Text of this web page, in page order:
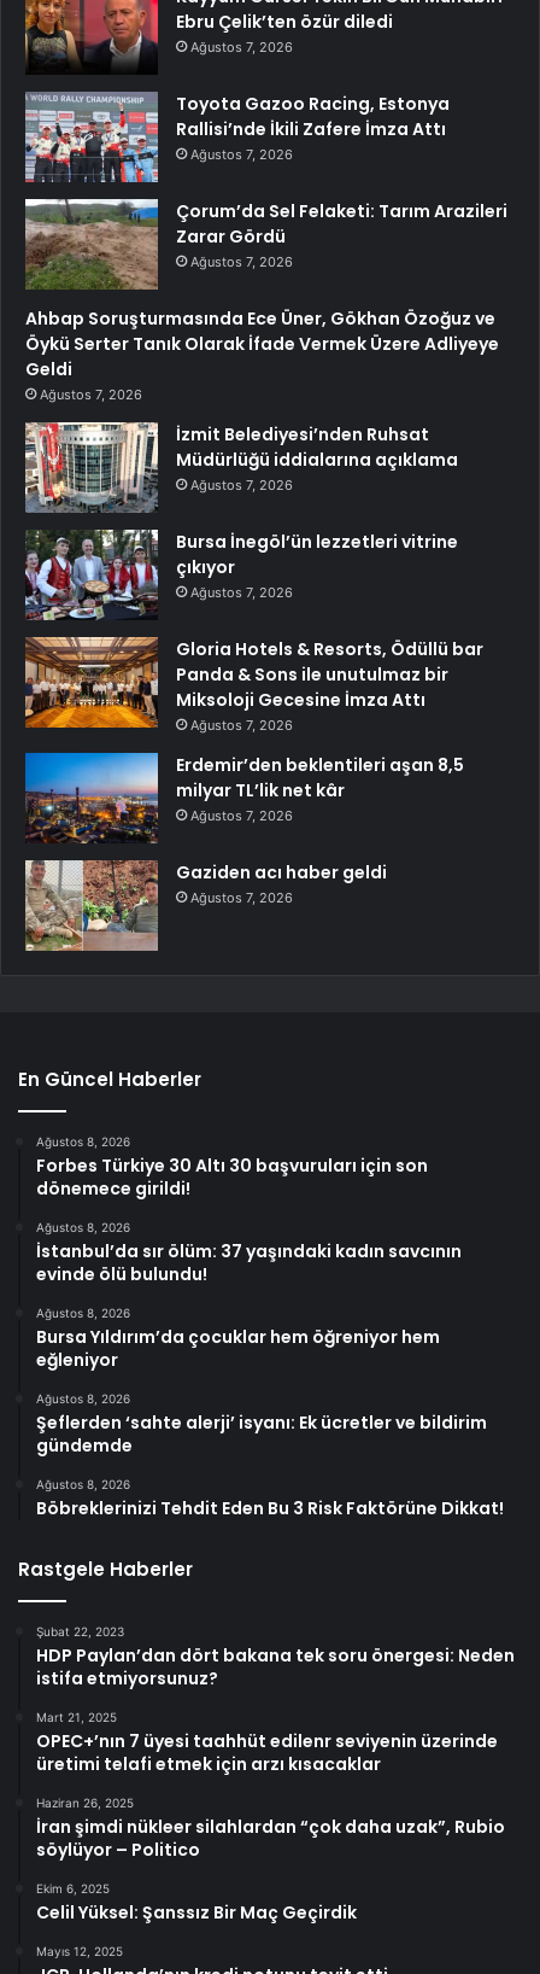
Ebru Çelik’ten özür diledi
Ağustos 7, 2026
Toyota Gazoo Racing, Estonya
Rallisi’nde İkili Zafere İmza Attı
Ağustos 7, 2026
Çorum’da Sel Felaketi: Tarım Arazileri
Zarar Gördü
Ağustos 7, 2026
Ahbap Soruşturmasında Ece Üner, Gökhan Özoğuz ve
Öykü Serter Tanık Olarak İfade Vermek Üzere Adliyeye
Geldi
Ağustos 7, 2026
İzmit Belediyesi’nden Ruhsat
Müdürlüğü iddialarına açıklama
Ağustos 7, 2026
Bursa İnegöl’ün lezzetleri vitrine
çıkıyor
Ağustos 7, 2026
Gloria Hotels & Resorts, Ödüllü bar
Panda & Sons ile unutulmaz bir
Miksoloji Gecesine İmza Attı
Ağustos 7, 2026
Erdemir’den beklentileri aşan 8,5
milyar TL’lik net kâr
Ağustos 7, 2026
Gaziden acı haber geldi
Ağustos 7, 2026
En Güncel Haberler
Ağustos 8, 2026
Forbes Türkiye 30 Altı 30 başvuruları için son
dönemece girildi!
Ağustos 8, 2026
İstanbul’da sır ölüm: 37 yaşındaki kadın savcının
evinde ölü bulundu!
Ağustos 8, 2026
Bursa Yıldırım’da çocuklar hem öğreniyor hem
eğleniyor
Ağustos 8, 2026
Şeflerden ‘sahte alerji’ isyanı: Ek ücretler ve bildirim
gündemde
Ağustos 8, 2026
Böbreklerinizi Tehdit Eden Bu 3 Risk Faktörüne Dikkat!
Rastgele Haberler
Şubat 22, 2023
HDP Paylan’dan dört bakana tek soru önergesi: Neden
istifa etmiyorsunuz?
Mart 21, 2025
OPEC+’nın 7 üyesi taahhüt edilenr seviyenin üzerinde
üretimi telafi etmek için arzı kısacaklar
Haziran 26, 2025
İran şimdi nükleer silahlardan “çok daha uzak”, Rubio
söylüyor – Politico
Ekim 6, 2025
Celil Yüksel: Şanssız Bir Maç Geçirdik
Mayıs 12, 2025